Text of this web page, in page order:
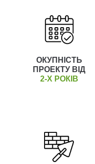
ОКУПНІСТЬ
ПРОЕКТУ ВІД
2-Х РОКІВ